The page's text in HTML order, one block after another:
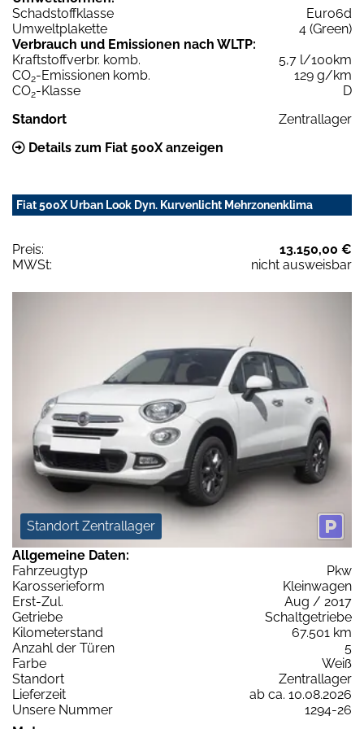
Schadstoffklasse
Euro6d
Umweltplakette
4 (Green)
Verbrauch und Emissionen nach WLTP:
Kraftstoffverbr. komb.
5,7 l/100km
CO2-Emissionen komb.
129 g/km
CO2-Klasse
D
Standort
Zentrallager
Details zum Fiat 500X anzeigen
Fiat 500X Urban Look Dyn. Kurvenlicht Mehrzonenklima
Preis:
13.150,00 €
MWSt:
nicht ausweisbar
Standort Zentrallager
Allgemeine Daten:
Fahrzeugtyp
Pkw
Karosserieform
Kleinwagen
Erst-Zul.
Aug / 2017
Getriebe
Schaltgetriebe
Kilometerstand
67.501 km
Anzahl der Türen
5
Farbe
Weiß
Standort
Zentrallager
Lieferzeit
ab ca. 10.08.2026
Unsere Nummer
1294-26